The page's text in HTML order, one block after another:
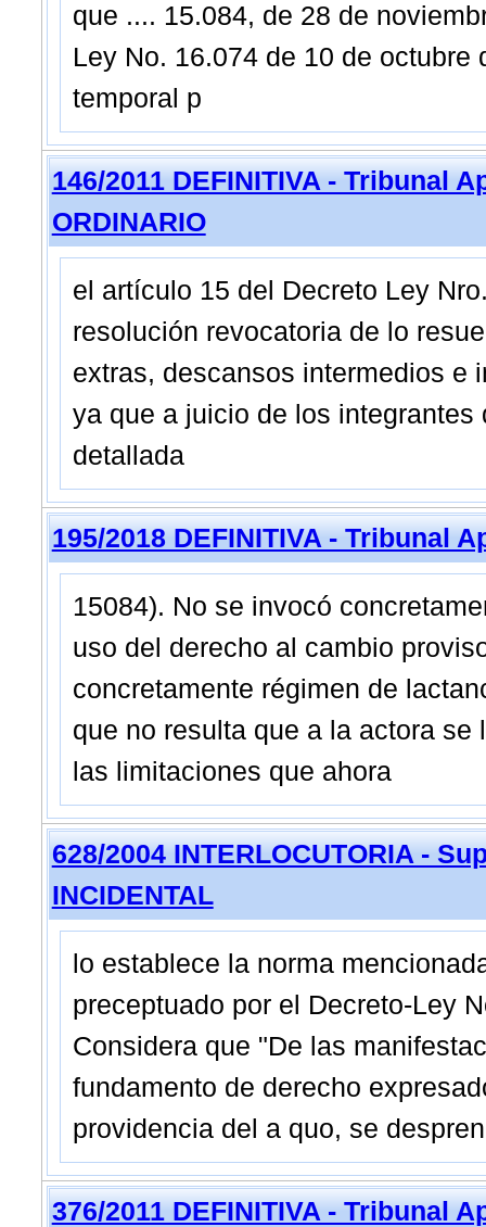
que .... 15.084, de 28 de
Ley No. 16.074 de 10 de
temporal p
146/2011 DEFINITIVA - Tribunal
ORDINARIO
el artículo 15 del Decreto Ley
resolución revocatoria de lo
extras, descansos intermedios e
ya que a juicio de los
detallada
195/2018 DEFINITIVA - Tribunal
15084). No se invocó
uso del derecho al cambio
concretamente régimen de
que no resulta que a la actora
las limitaciones que ahora
628/2004 INTERLOCUTORIA -
INCIDENTAL
lo establece la norma
preceptuado por el Decreto-Ley
Considera que "De las
fundamento de derecho
providencia del a quo, se
376/2011 DEFINITIVA - Tribunal